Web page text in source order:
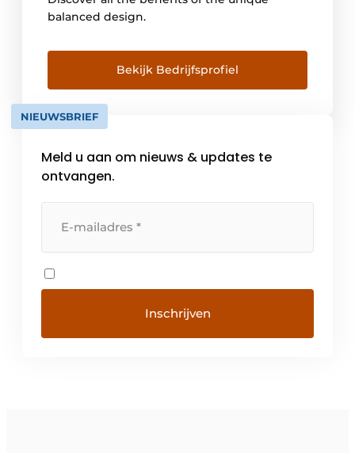
balanced design.
Bekijk Bedrijfsprofiel
NIEUWSBRIEF
Meld u aan om nieuws & updates te
ontvangen.